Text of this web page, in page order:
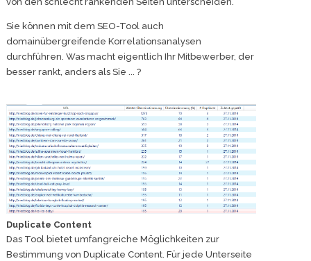
Sie können mit dem SEO-Tool auch
domainübergreifende Korrelationsanalysen
durchführen. Was macht eigentlich Ihr Mitbewerber, der
besser rankt, anders als Sie ... ?
Duplicate Content
Das Tool bietet umfangreiche Möglichkeiten zur
Bestimmung von Duplicate Content. Für jede Unterseite